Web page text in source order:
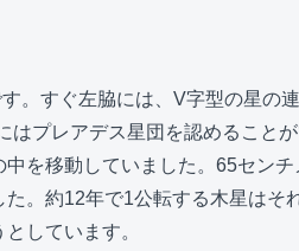
。すぐ左脇には、V字型の星の
プレアデス星団を認めること
を移動していました。65セン
。約12年で1公転する木星はそ
しています。